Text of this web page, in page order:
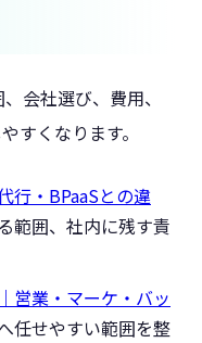
会社選び、費用、
すくなります。
行・BPaaSとの違
範囲、社内に残す責
営業・マーケ・バッ
任せやすい範囲を整